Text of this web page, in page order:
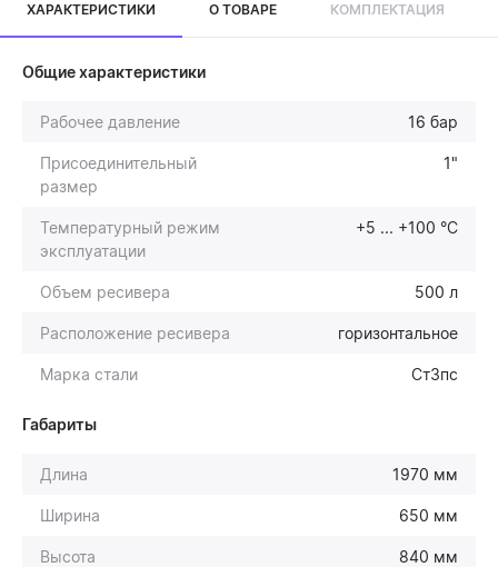
ХАРАКТЕРИСТИКИ О ТОВАРЕ КОМПЛЕКТАЦИЯ
Общие характеристики
Рабочее давление 16 бар
Присоединительный
размер
1"
Температурный режим
эксплуатации
+5 ... +100 °С
Объем ресивера 500 л
Расположение ресивера горизонтальное
Марка стали Ст3пс
Габариты
Длина 1970 мм
Ширина 650 мм
Высота 840 мм